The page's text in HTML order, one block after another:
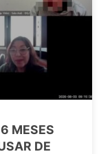
MESES
DE